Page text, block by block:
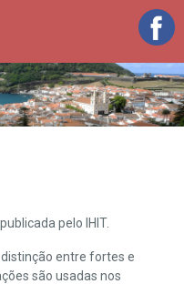
pelo IHIT.
entre fortes e
são usadas nos